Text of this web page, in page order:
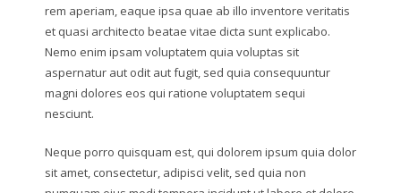
rem aperiam, eaque ipsa quae ab illo inventore veritatis
et quasi architecto beatae vitae dicta sunt explicabo.
Nemo enim ipsam voluptatem quia voluptas sit
aspernatur aut odit aut fugit, sed quia consequuntur
magni dolores eos qui ratione voluptatem sequi
nesciunt.
Neque porro quisquam est, qui dolorem ipsum quia dolor
sit amet, consectetur, adipisci velit, sed quia non